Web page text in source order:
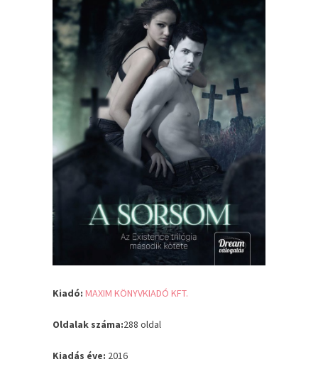
Kiadó: MAXIM KÖNYVKIADÓ KFT.
Oldalak száma:288 oldal
Kiadás éve: 2016